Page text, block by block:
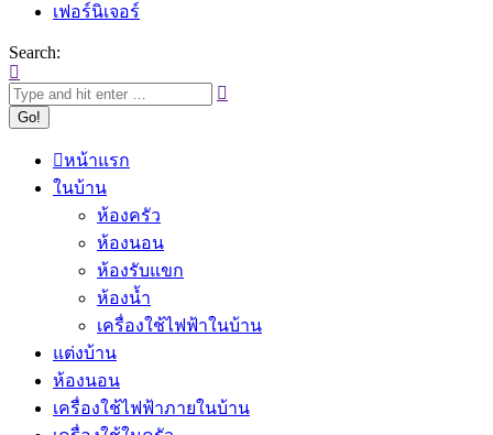
เฟอร์นิเจอร์
Search:
หน้าแรก
ในบ้าน
ห้องครัว
ห้องนอน
ห้องรับแขก
ห้องน้ำ
เครื่องใช้ไฟฟ้าในบ้าน
แต่งบ้าน
ห้องนอน
เครื่องใช้ไฟฟ้าภายในบ้าน